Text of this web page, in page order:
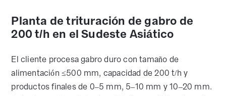
Planta de trituración de gabro de
200 t/h en el Sudeste Asiático
El cliente procesa gabro duro con tamaño de
alimentación ≤500 mm, capacidad de 200 t/h y
productos finales de 0–5 mm, 5–10 mm y 10–20 mm.